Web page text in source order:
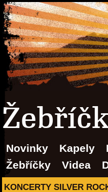
Novinky Kapely
Žebříčky
Videa
KONCERTY SILVER